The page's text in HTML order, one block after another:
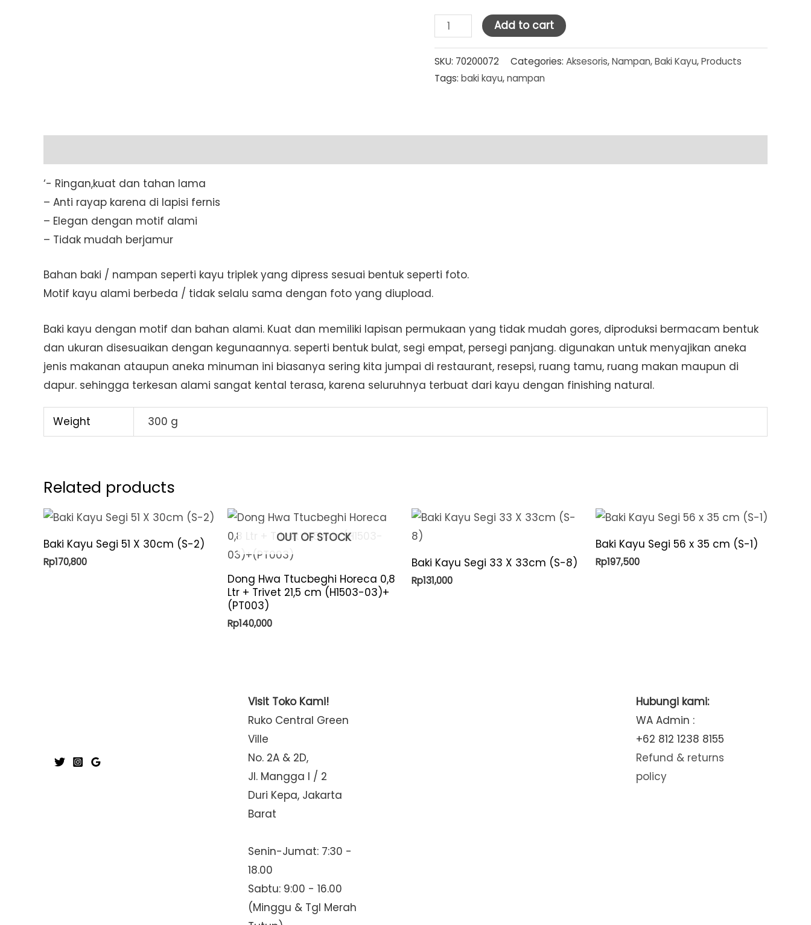
Baki
Kayu
Segi
29
(S-
Add to cart
SKU: 70200072 Categories: Aksesoris,Nampan, Baki Kayu,Products
Tags: baki kayu,nampan
‘- Ringan,kuat dan tahan lama
– Anti rayap karena di lapisi fernis
– Elegan dengan motif alami
– Tidak mudah berjamur
Bahan baki / nampan seperti kayu triplek yang dipress sesuai bentuk seperti foto.
Motif kayu alami berbeda / tidak selalu sama dengan foto yang diupload.
Baki kayu dengan motif dan bahan alami. Kuat dan memiliki lapisan permukaan yang tidak mudah gores, diproduksi bermacam bentuk
dan ukuran disesuaikan dengan kegunaannya. seperti bentuk bulat, segi empat, persegi panjang. digunakan untuk menyajikan aneka
jenis makanan ataupun aneka minuman ini biasanya sering kita jumpai di restaurant, resepsi, ruang tamu, ruang makan maupun di
dapur. sehingga terkesan alami sangat kental terasa, karena seluruhnya terbuat dari kayu dengan finishing natural.
Weight 300 g
Related products
Baki Kayu Segi 51 X 30cm (S-2)
Rp170,800
OUT OF STOCK
Dong Hwa Ttucbeghi Horeca 0,8
Ltr + Trivet 21,5 cm (H1503-03)+
(PT003)
Rp140,000
Baki Kayu Segi 33 X 33cm (S-8)
Rp131,000
Baki Kayu Segi 56 x 35 cm (S-1)
Rp197,500
Visit Toko Kami!
Ruko Central Green
Ville
No. 2A & 2D,
Jl. Mangga I / 2
Duri Kepa, Jakarta
Barat
Senin-Jumat: 7:30 -
18.00
Sabtu: 9:00 - 16.00
(Minggu & Tgl Merah
Hubungi kami:
WA Admin :
+62 812 1238 8155
Refund & returns
policy